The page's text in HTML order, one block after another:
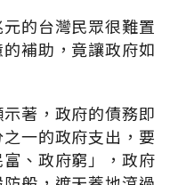
的台灣民眾很難置
補助，竟讓政府如
著，政府的債務即
一的政府支出，要
、政府窮」，政府